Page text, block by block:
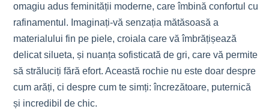
omagiu adus feminității moderne, care îmbină confortul cu
rafinamentul. Imaginați-vă senzația mătăsoasă a
materialului fin pe piele, croiala care vă îmbrățișează
delicat silueta, și nuanța sofisticată de gri, care vă permite
să străluciți fără efort. Această rochie nu este doar despre
cum arăți, ci despre cum te simți: încrezătoare, puternică
și incredibil de chic.